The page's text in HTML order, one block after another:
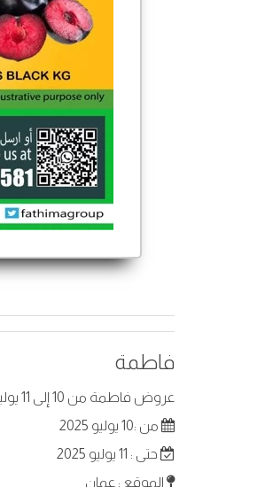
فاطمة
عروض فاطمة من 10 إلى 11 يوليو 2025 في عمان . أفضل العروض على عناصر مختارة.
من :10 يوليو 2025
حتى : 11 يوليو 2025
الموقع : عمان